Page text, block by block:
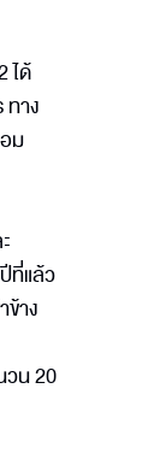
ได้
ทาง
ม
ที่แล้ว
าง
วน 20